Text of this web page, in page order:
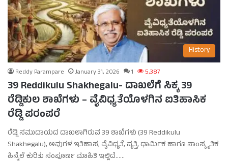
History
Reddy Parampare January 31, 2026 1 5,387
39 Reddikulu Shakhegalu- ದಾಖಲೆಗೆ ಸಿಕ್ಕ 39
ರೆಡ್ಡಿಕುಲ ಶಾಖೆಗಳು – ವೈವಿಧ್ಯತೆಯೊಳಗಿನ ಐತಿಹಾಸಿಕ
ರೆಡ್ಡಿ ಪರಂಪರೆ
ರೆಡ್ಡಿ ಸಮುದಾಯದ ದಾಖಲಾಗಿರುವ 39 ಶಾಖೆಗಳು (39 Reddikulu
Shakhegalu), ಅವುಗಳ ಇತಿಹಾಸ, ವೈವಿಧ್ಯತೆ, ವೃತ್ತಿ, ಧಾರ್ಮಿಕ ಹಾಗೂ ಸಾಂಸ್ಕೃತಿಕ
ಹಿನ್ನೆಲೆ ಕುರಿತು ಸಂಪೂರ್ಣ ಮಾಹಿತಿ ಇಲ್ಲಿದೆ……